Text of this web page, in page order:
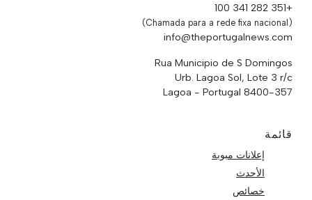
+351 282 341 100
(Chamada para a rede fixa nacional)
info@theportugalnews.com
Rua Municipio de S Domingos
Urb. Lagoa Sol, Lote 3 r/c
8400-357 Lagoa - Portugal
قائمة
إعلانات مبوبة
الأحدث
خصائص